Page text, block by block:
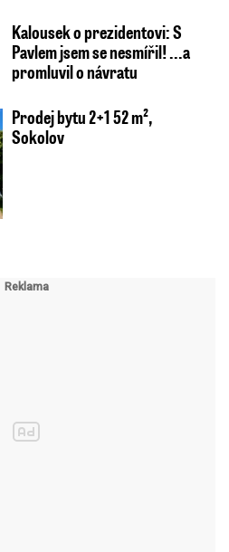
Kalousek o prezidentovi: S
Pavlem jsem se nesmířil! ...a
promluvil o návratu
Prodej bytu 2+1 52 m²,
Sokolov